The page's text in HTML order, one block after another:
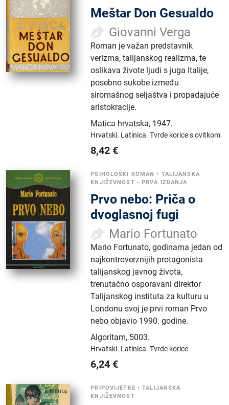
Meštar Don Gesualdo
Giovanni Verga
Roman je važan predstavnik
verizma, talijanskog realizma, te
oslikava živote ljudi s juga Italije,
posebno sukobe između
siromašnog seljaštva i propadajuće
aristokracije.
Matica hrvatska, 1947.
Hrvatski. Latinica.Tvrde korice s ovitkom.
8,42 €
PSIHOLOŠKI ROMAN • TALIJANSKA
KNJIŽEVNOST •PRVA IZDANJA
Prvo nebo: Priča o
dvoglasnoj fugi
Mario Fortunato
Mario Fortunato, godinama jedan od
najkontroverznijih protagonista
talijanskog javnog života,
trenutačno osporavani direktor
Talijanskog instituta za kulturu u
Londonu svoj je prvi roman Prvo
nebo objavio 1990. godine.
Algoritam, 5003.
Hrvatski. Latinica.Tvrde korice.
6,24 €
PRIPOVIJETKE •TALIJANSKA
KNJIŽEVNOST